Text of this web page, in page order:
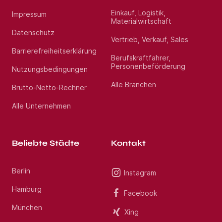
IHRE AUFGABEN
Kunden-, Umsatz- und Produktabsatzverantwortung
für das zugeordnete Vertriebsgebiet
Aktive Neukundenakquise und Betreuung und
Entwicklung von Bestandskunden (hauptsächlich
Großhandelskunden)
Preis- und Konditionsverhandlungen
Absatz- und Umsatzplanungen und Pflege des CRM-
Teilnahme an Messen / Kundenveranstaltungen
IHRE QUALIFIKATIONEN
Impressum
Datenschutz
Barrierefreiheitserklärung
Nutzungsbedingungen
Brutto-Netto-Rechner
Alle Unternehmen
Einkauf, Logistik,
Materialwirtschaft
Vertrieb, Verkauf, Sales
Berufskraftfahrer,
Personenbeförderung
Alle Branchen
Beliebte Städte
Berlin
Hamburg
München
Kontakt
Instagram
Facebook
Xing